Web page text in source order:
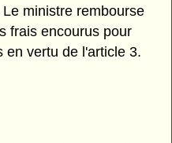
ministre rembourse
frais encourus pour
en vertu de l'article 3.